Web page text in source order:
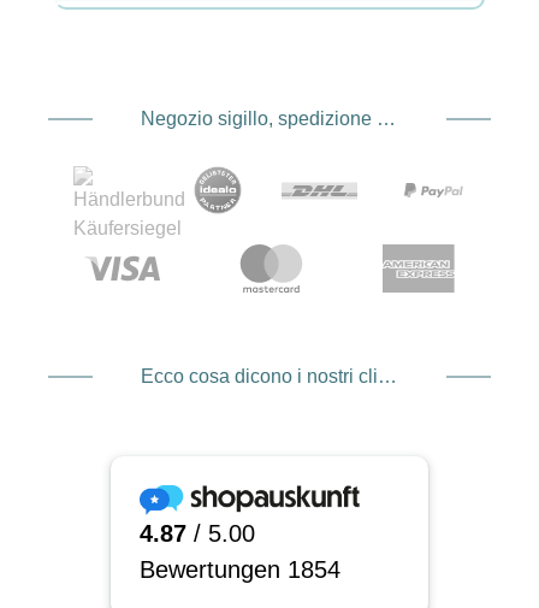
Negozio sigillo, spedizione e spedizione Fornitore di servizi di pagamento
Ecco cosa dicono i nostri clienti